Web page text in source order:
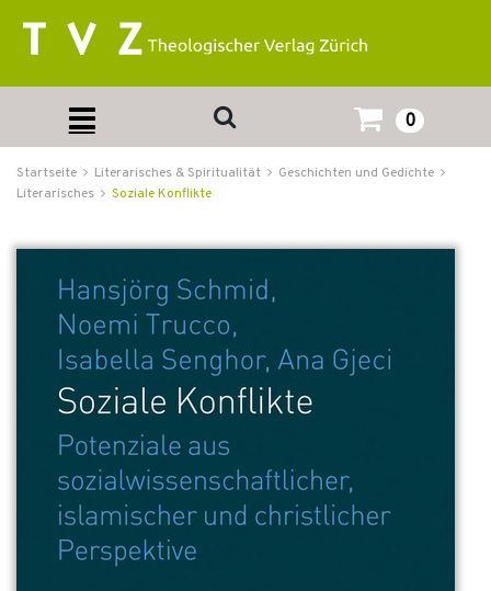
0
Startseite Literarisches & Spiritualität
Geschichten und Gedichte
Literarisches
Soziale Konflikte